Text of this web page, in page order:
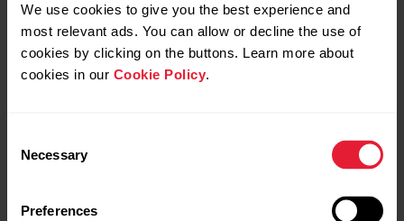
We use cookies to give you the best experience and
most relevant ads. You can allow or decline the use of
cookies by clicking on the buttons. Learn more about
cookies in our Cookie Policy.
Selection
Necessary
Preferences